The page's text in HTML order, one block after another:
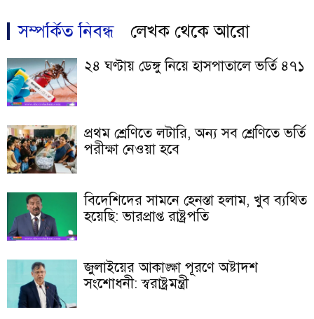
সম্পর্কিত নিবন্ধ লেখক থেকে আরো
২৪ ঘণ্টায় ডেঙ্গু নিয়ে হাসপাতালে ভর্তি ৪৭১
প্রথম শ্রেণিতে লটারি, অন্য সব শ্রেণিতে ভর্তি
পরীক্ষা নেওয়া হবে
বিদেশিদের সামনে হেনস্তা হলাম, খুব ব্যথিত
হয়েছি: ভারপ্রাপ্ত রাষ্ট্রপতি
জুলাইয়ের আকাঙ্ক্ষা পূরণে অষ্টাদশ
সংশোধনী: স্বরাষ্ট্রমন্ত্রী